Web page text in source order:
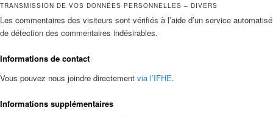
TRANSMISSION DE VOS DONNÉES PERSONNELLES – DIVERS
Les commentaires des visiteurs sont vérifiés à l’aide d’un service automatisé
de détection des commentaires indésirables.
Informations de contact
Vous pouvez nous joindre directement via l’IFHE.
Informations supplémentaires